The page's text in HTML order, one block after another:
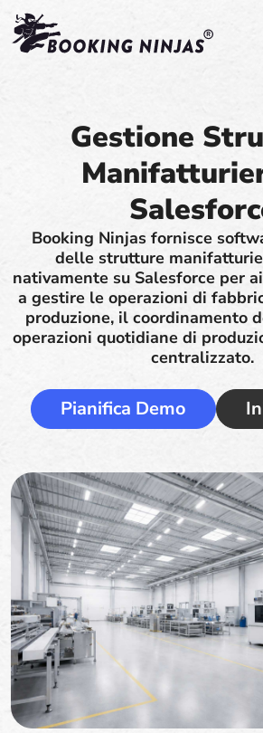
Gestione
Booking Ninjas fornisce
delle strutture
nativamente su Salesforce per
a gestire le operazioni di
produzione, il coordinamento
operazioni quotidiane di
centralizzato.
Pianifica Demo